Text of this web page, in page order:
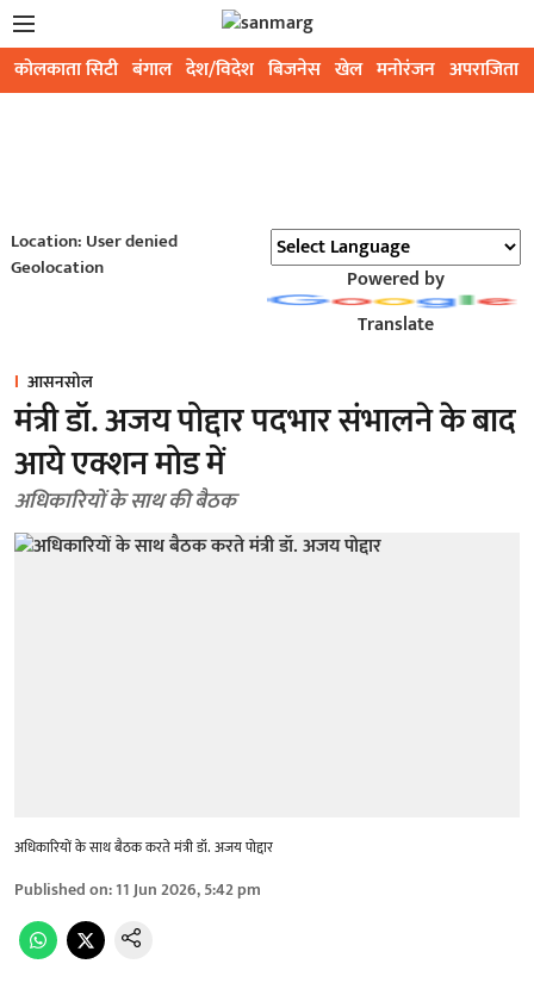
कोलकाता सिटी बंगाल देश/विदेश बिजनेस खेल मनोरंजन अपराजिता
Location: User denied
Geolocation
Powered by
Translate
आसनसोल
मंत्री डॉ. अजय पोद्दार पदभार संभालने के बाद
आये एक्शन मोड में
अधिकारियों के साथ की बैठक
अधिकारियों के साथ बैठक करते मंत्री डॉ. अजय पोद्दार
Published on:11 Jun 2026, 5:42 pm